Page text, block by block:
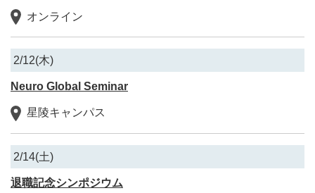
オンライン
2/12(木)
Neuro Global Seminar
星陵キャンパス
2/14(土)
退職記念シンポジウム